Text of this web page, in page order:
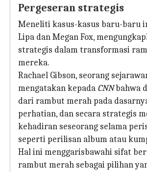
Pergeseran strategis
Meneliti kasus-kasus baru-baru
Lipa dan Megan Fox,
strategis dalam transformasi
mereka.
Rachael Gibson, seorang
mengatakan kepada CNNbahwa
dari rambut merah pada
perhatian, dan secara strategis
kehadiran seseorang selama
seperti perilisan album atau
Hal ini menggarisbawahi sifat
rambut merah sebagai pilihan